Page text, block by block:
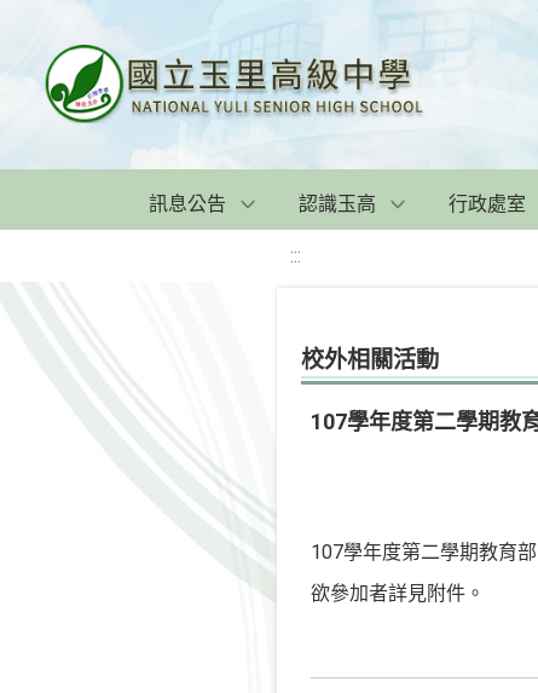
訊息公告 認識玉高 行政處室
:::
校外相關活動
107學年度第二學期教
107學年度第二學期教育
欲參加者詳見附件。